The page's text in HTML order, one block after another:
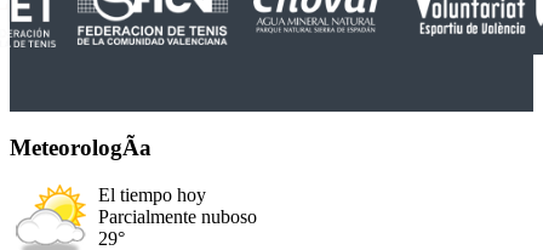
MeteorologÃ­a
El tiempo hoy
Parcialmente nuboso
29°